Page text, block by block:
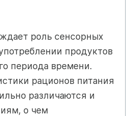
роль сенсорных
продуктов
периода времени.
рационов питания
различаются и
о чем